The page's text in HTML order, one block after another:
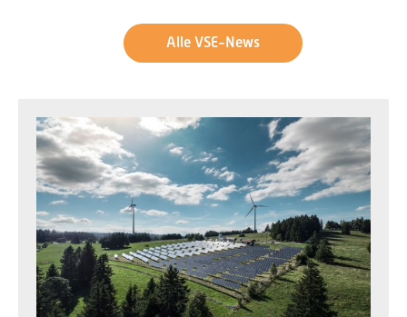
Alle VSE-News